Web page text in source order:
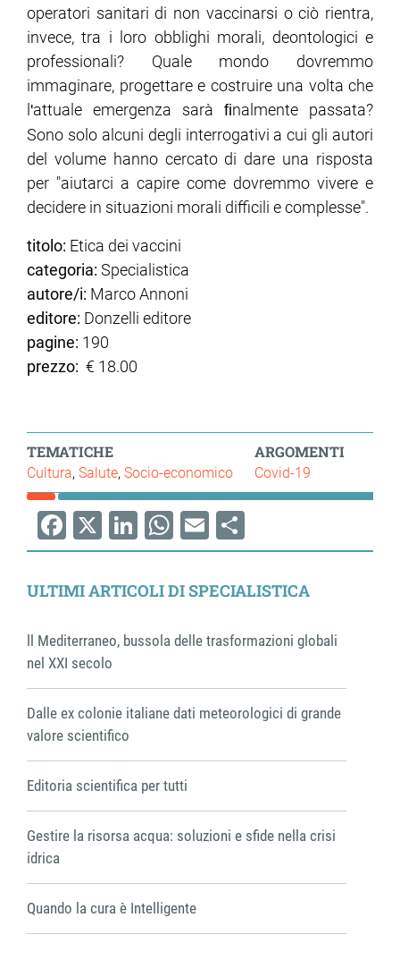
operatori sanitari di non vaccinarsi o ciò rientra,
invece, tra i loro obblighi morali, deontologici e
professionali? Quale mondo dovremmo
immaginare, progettare e costruire una volta che
'attuale emergenza sarà ﬁnalmente passata?
Sono solo alcuni degli interrogativi a cui gli autori
del volume hanno cercato di dare una risposta
per "aiutarci a capire come dovremmo vivere e
decidere in situazioni morali difficili e complesse".
titolo: Etica dei vaccini
categoria: Specialistica
autore/i: Marco Annoni
editore: Donzelli editore
pagine: 190
prezzo: € 18.00
TEMATICHE
Cultura Salute Socio-economico
ARGOMENTI
Covid-19
Facebook
X LinkedIn
WhatsApp
EmailShare
ULTIMI ARTICOLI DI SPECIALISTICA
ll Mediterraneo, bussola delle trasformazioni globali
nel XXI secolo
Dalle ex colonie italiane dati meteorologici di grande
valore scientifico
Editoria scientifica per tutti
Gestire la risorsa acqua: soluzioni e sfide nella crisi
idrica
Quando la cura è Intelligente